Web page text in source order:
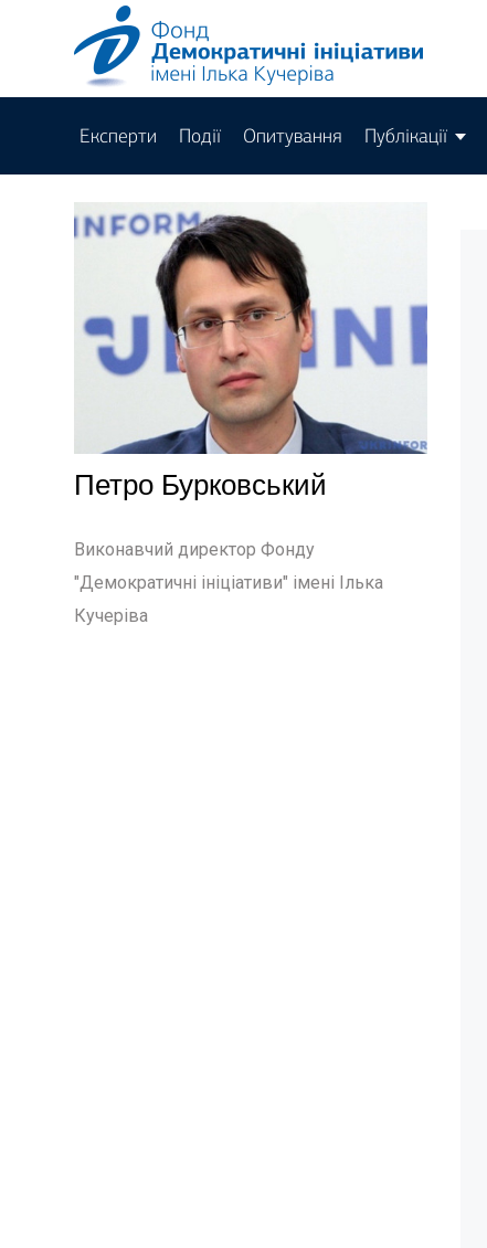
Експерти Події Опитування Публікації
Петро Бурковський
Виконавчий директор Фонду
"Демократичні ініціативи" імені Ілька
Кучеріва